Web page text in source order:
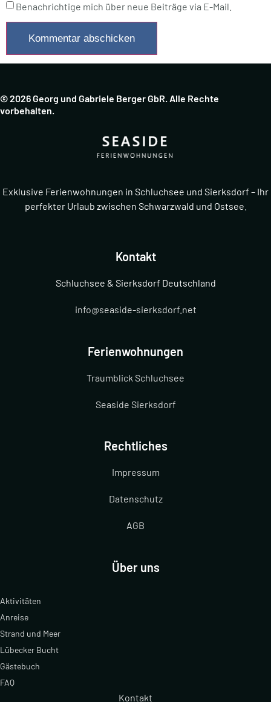
Benachrichtige mich über neue Beiträge via E-Mail.
© 2026 Georg und Gabriele Berger GbR. Alle Rechte
vorbehalten.
Exklusive Ferienwohnungen in Schluchsee und Sierksdorf – Ihr
perfekter Urlaub zwischen Schwarzwald und Ostsee.
Kontakt
Schluchsee & Sierksdorf Deutschland
info@seaside-sierksdorf.net
Ferienwohnungen
Traumblick Schluchsee
Seaside Sierksdorf
Rechtliches
Impressum
Datenschutz
AGB
Über uns
Aktivitäten
Anreise
Strand und Meer
Lübecker Bucht
Gästebuch
FAQ
Kontakt